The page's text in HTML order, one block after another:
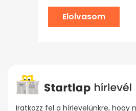
Elolvasom
Iratkozz fel a hírlevelünkre, hogy